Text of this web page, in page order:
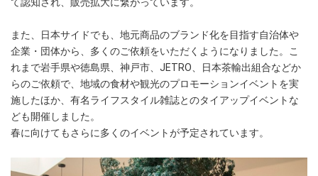
また、日本サイドでも、地元商品のブランド化を目指す自治体や
企業・団体から、多くのご依頼をいただくようになりました。こ
れまで岩手県や徳島県、神戸市、JETRO、日本茶輸出組合などか
らのご依頼で、地域の食材や観光のプロモーションイベントを実
施したほか、有名ライフスタイル雑誌とのタイアップイベントな
ども開催しました。
春に向けてもさらに多くのイベントが予定されています。